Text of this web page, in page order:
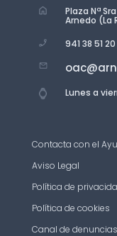
Plaza Nª
Arnedo (La
941 38 51 20
Lunes a
Contacta con el
Aviso Legal
Política de
Política de cookies
Canal de denuncias